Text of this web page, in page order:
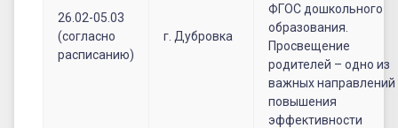
26.02-05.03
(согласно
расписанию)
г. Дубровка
ФГОС дошкольного
образования.
Просвещение
родителей – одно из
важных направлений
повышения
эффективности